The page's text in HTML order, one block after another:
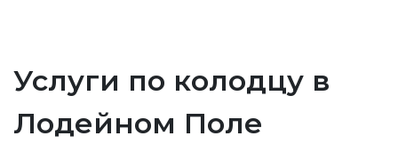
Услуги по колодцу в
Лодейном Поле